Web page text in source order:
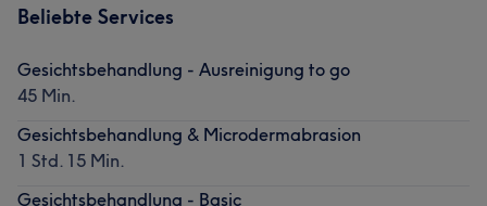
Beliebte Services
Gesichtsbehandlung - Ausreinigung to go
45 Min.
Gesichtsbehandlung & Microdermabrasion
1 Std. 15 Min.
Gesichtsbehandlung - Basic